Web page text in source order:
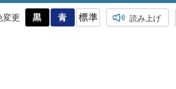
変更 読み上げ